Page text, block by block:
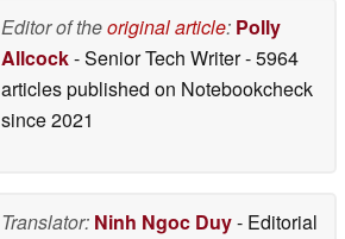
Editor of theoriginal article: Polly
Allcock- Senior Tech Writer- 5964
articles published on Notebookcheck
since 2021
Translator: Ninh Ngoc Duy- Editorial